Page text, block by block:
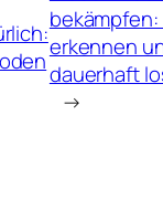
erkennen
dauerhaft
→